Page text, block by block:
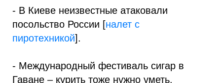
- В Киеве неизвестные атаковали
посольство России [налет с
пиротехникой].
- Международный фестиваль сигар в
Гаване – курить тоже нужно уметь.